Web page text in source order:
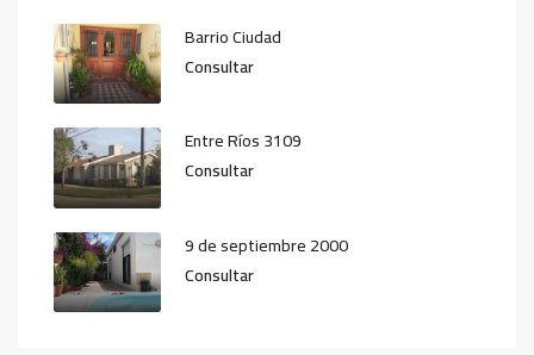
Barrio Ciudad
Consultar
Entre Ríos 3109
Consultar
9 de septiembre 2000
Consultar